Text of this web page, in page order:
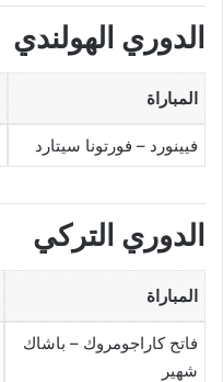
الدوري الهولندي
المباراة
فيينورد – فورتونا سيتارد
الدوري التركي
المباراة
فاتح كاراجومروك – باشاك
شهير